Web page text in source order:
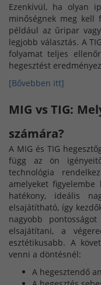
Ezenkívül, ha olyan
minőségnek meg kell
például az űripar
legjobb választás. A
folyamat teljes
hegesztést
[Bővebben itt]
MIG vs TIG:
számára?
A MIG és TIG
függ az ön
technológia
amelyeket
hatékony, ideális
elsajátítható, így
nagyobb
elsajátítani, a
esztétikusabb. A
venni a döntésnél:
A hegesztendő